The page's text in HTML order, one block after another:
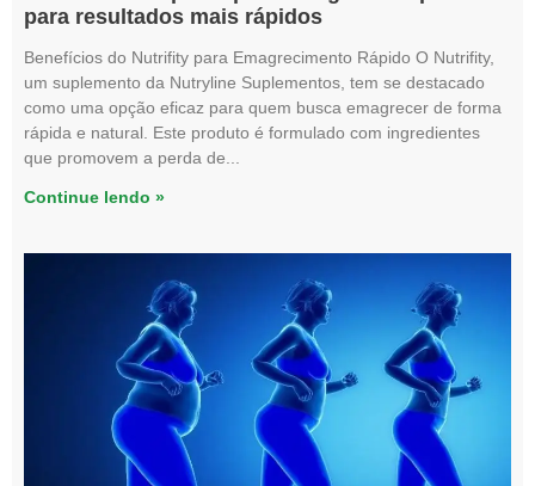
para resultados mais rápidos
Benefícios do Nutrifity para Emagrecimento Rápido O Nutrifity,
um suplemento da Nutryline Suplementos, tem se destacado
como uma opção eficaz para quem busca emagrecer de forma
rápida e natural. Este produto é formulado com ingredientes
que promovem a perda de
Continue lendo »